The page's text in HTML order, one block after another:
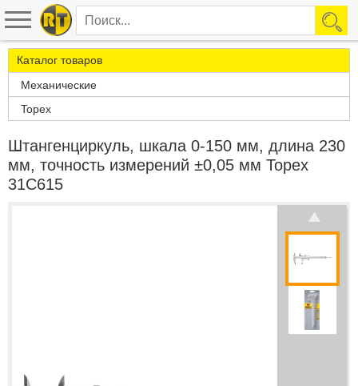
Каталог товаров
Механические
Topex
Штангенциркуль, шкала 0-150 мм, длина 230
мм, точность измерений ±0,05 мм Topex
31C615